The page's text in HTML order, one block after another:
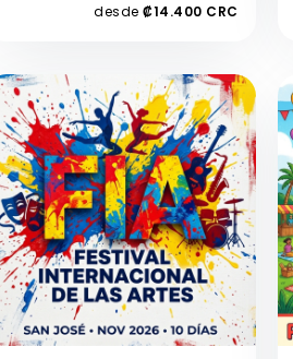
desde ₡14.400 CRC